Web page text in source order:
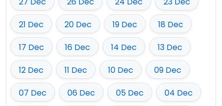
21 Dec
20 Dec 19 Dec
18 Dec
17 Dec
16 Dec 14 Dec
13 Dec
12 Dec
11 Dec 10 Dec
09 Dec
07 Dec
06 Dec 05 Dec
04 Dec